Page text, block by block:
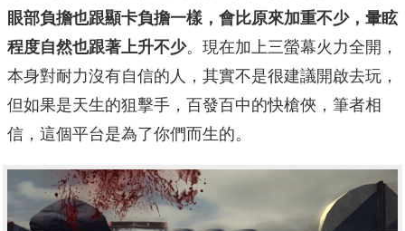
眼部負擔也跟顯卡負擔一樣，會比原來加重不少，暈眩
程度自然也跟著上升不少。現在加上三螢幕火力全開，
本身對耐力沒有自信的人，其實不是很建議開啟去玩，
但如果是天生的狙擊手，百發百中的快槍俠，筆者相
信，這個平台是為了你們而生的。